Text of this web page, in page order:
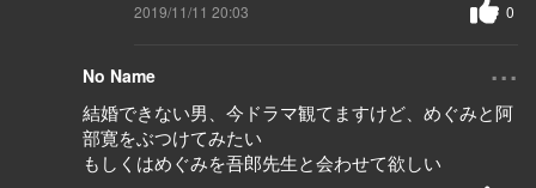
2019/11/11 20:03 0
No Name ...
結婚できない男、今ドラマ観てますけど、めぐみと阿
部寛をぶつけてみたい
もしくはめぐみを吾郎先生と会わせて欲しい